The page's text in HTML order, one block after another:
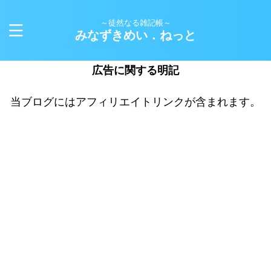
～徒然なる雑記帳～
みなずきめい．ねっと
広告に関する明記
当ブログにはアフィリエイトリンクが含まれます。